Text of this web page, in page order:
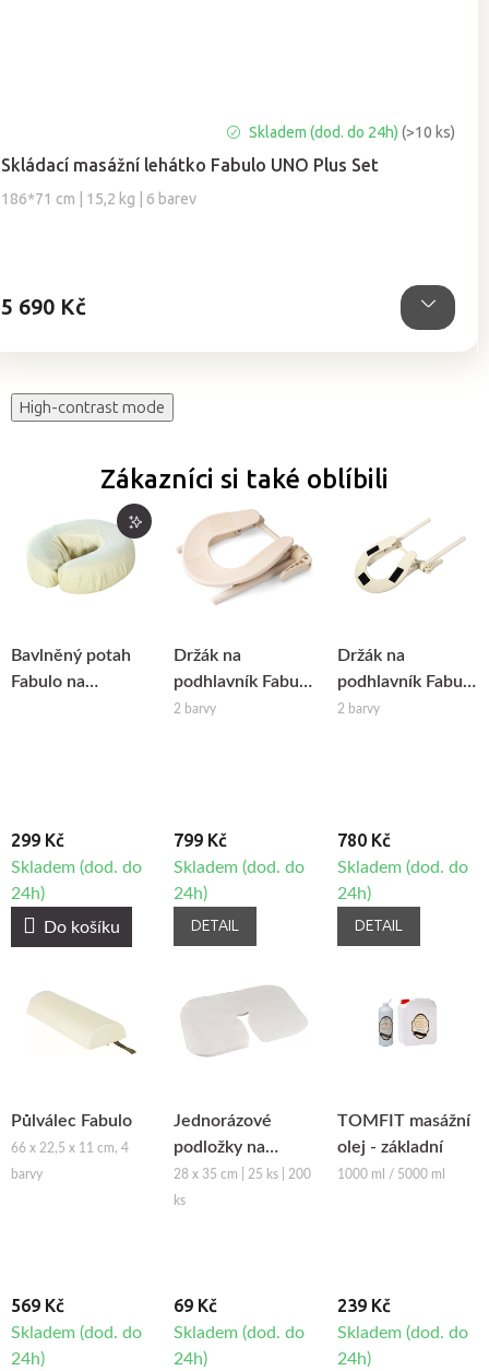
Skládací masážní lehátko Fabulo UNO Plus Set
186*71 cm | 15,2 kg | 6 barev
hodnocení
produktu
je
Skladem (dod. do 24h)(>10 ks)
5 690 Kč
High-contrast mode
Zákazníci si také oblíbili
Bavlněný potah
Fabulo na
299 Kč
Skladem (dod. do
24h)
Do košíku
Držák na
podhlavník Fabulo
Ergo k masážnímu
2 barvy
799 Kč
Skladem (dod. do
24h)
DETAIL
Držák na
podhlavník Fabulo
k masážnímu stolu
2 barvy
780 Kč
Skladem (dod. do
24h)
DETAIL
Půlválec Fabulo
66 x 22,5 x 11 cm, 4
barvy
569 Kč
Skladem (dod. do
24h)
Jednorázové
podložky na
podhlavník z
netkané textilie
28 x 35 cm | 25 ks | 200
ks
69 Kč
Skladem (dod. do
24h)
TOMFIT masážní
olej - základní
1000 ml / 5000 ml
239 Kč
Skladem (dod. do
24h)